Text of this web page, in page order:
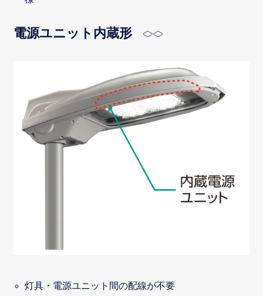
電源ユニット内蔵形
灯具・電源ユニット間の配線が不要